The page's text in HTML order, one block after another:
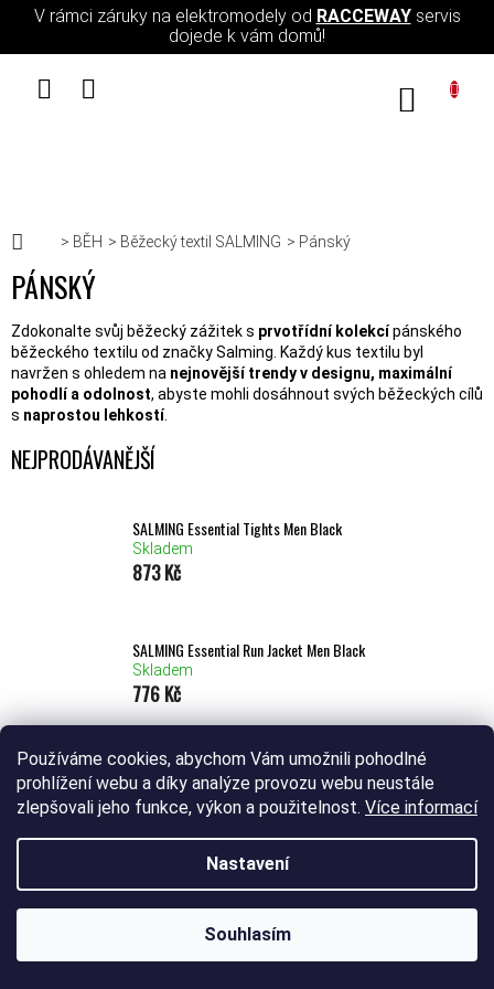
Používáme cookies, abychom Vám umožnili pohodlné
prohlížení webu a díky analýze provozu webu neustále
zlepšovali jeho funkce, výkon a použitelnost. Více informací
Nastavení
Souhlasím
Přejít na obsah
V rámci záruky na elektromodely od RACCEWAYservis
dojede k vám domů!
Domů
BĚH Běžecký textil SALMING Pánský
PÁNSKÝ
Zdokonalte svůj běžecký zážitek s prvotřídní kolekcípánského
běžeckého textilu od značky Salming. Každý kus textilu byl
navržen s ohledem na nejnovější trendy v designu, maximální
pohodlí a odolnost, abyste mohli dosáhnout svých běžeckých cílů
s naprostou lehkostí.
NEJPRODÁVANĚJŠÍ
SALMING Essential Tights Men Black
Skladem
873 Kč
SALMING Essential Run Jacket Men Black
Skladem
776 Kč
SALMING Essential Run Jacket Men Light Grey
Skladem
1 067 Kč
ŘAZENÍ PRODUKTŮ
Nejprodávanější Nejlevnější Nejdražší Abecedně